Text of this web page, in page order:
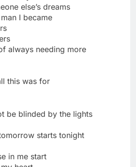
else’s dreams
I became
always needing more
this was for
be blinded by the lights
starts tonight
in me start